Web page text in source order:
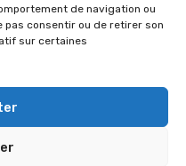
de navigation ou
pas consentir ou de retirer son
sur certaines